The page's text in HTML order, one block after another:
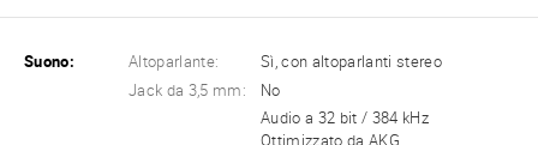
Suono: Altoparlante:
Sì, con altoparlanti stereo
Jack da 3,5 mm:
No
Audio a 32 bit / 384 kHz
Ottimizzato da AKG